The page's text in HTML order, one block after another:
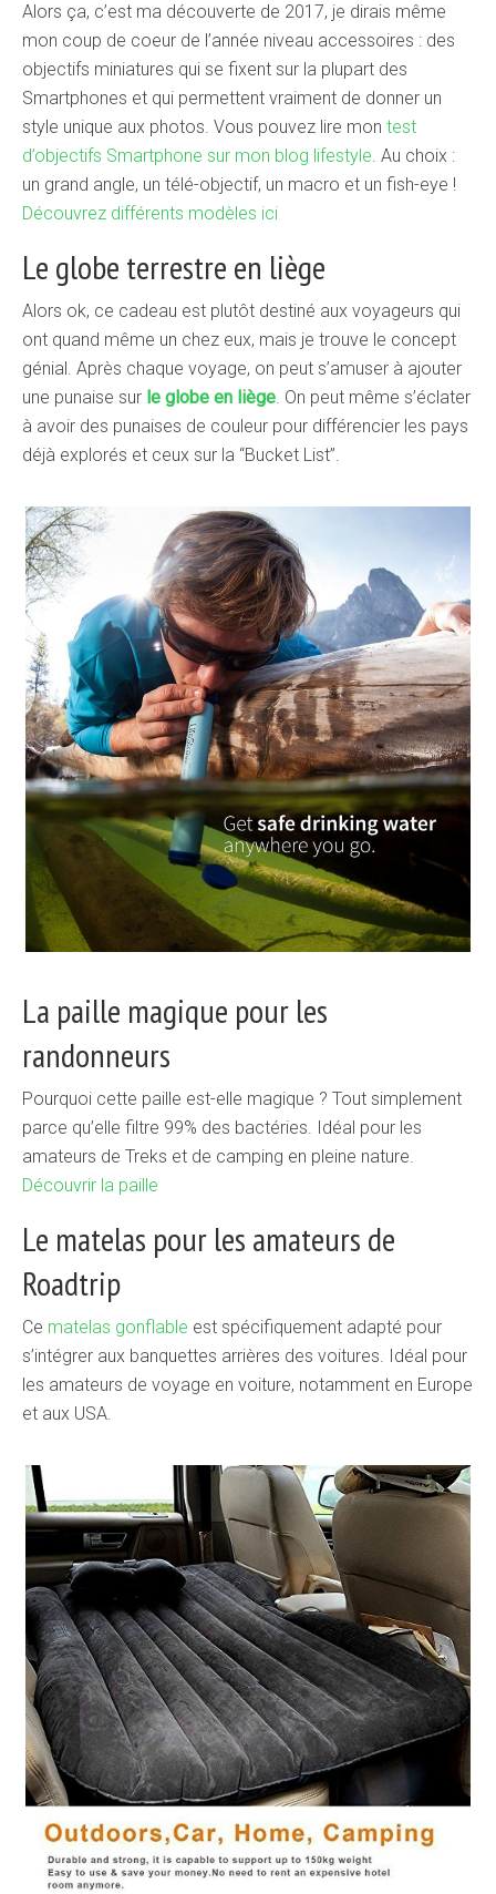
Alors ça, c’est ma découverte de 2017, je dirais même
mon coup de coeur de l’année niveau accessoires : des
objectifs miniatures qui se fixent sur la plupart des
Smartphones et qui permettent vraiment de donner un
style unique aux photos. Vous pouvez lire mon test
d’objectifs Smartphone sur mon blog lifestyle. Au choix :
un grand angle, un télé-objectif, un macro et un fish-eye !
Découvrez différents modèles ici
Le globe terrestre en liège
Alors ok, ce cadeau est plutôt destiné aux voyageurs qui
ont quand même un chez eux, mais je trouve le concept
génial. Après chaque voyage, on peut s’amuser à ajouter
une punaise sur le globe en liège. On peut même s’éclater
à avoir des punaises de couleur pour différencier les pays
déjà explorés et ceux sur la “Bucket List”.
La paille magique pour les
randonneurs
Pourquoi cette paille est-elle magique ? Tout simplement
parce qu’elle filtre 99% des bactéries. Idéal pour les
amateurs de Treks et de camping en pleine nature.
Découvrir la paille
Le matelas pour les amateurs de
Roadtrip
Ce matelas gonflable est spécifiquement adapté pour
s’intégrer aux banquettes arrières des voitures. Idéal pour
les amateurs de voyage en voiture, notamment en Europe
et aux USA.